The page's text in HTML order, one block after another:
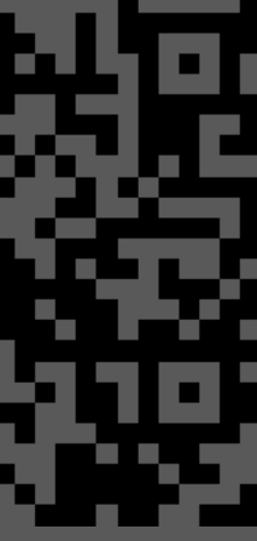
коробки : методико-
краевая детская
: методико-
А. О. Николаева. —
краевая детская
форм и
: Красноярская
фабрики»